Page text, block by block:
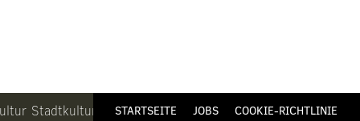
Stadtkultur
STARTSEITE JOBS COOKIE-RICHTLINIE